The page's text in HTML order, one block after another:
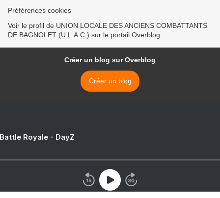
Préférences cookies
Voir le profil de UNION LOCALE DES ANCIENS COMBATTANTS
DE BAGNOLET (U.L.A.C.) sur le portail Overblog
Créer un blog sur Overblog
Créer un blog
Royale - DayZ